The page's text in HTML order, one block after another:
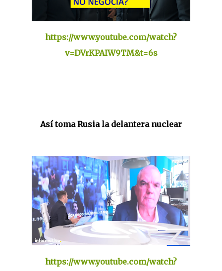
https://www.youtube.com/watch?
v=DVrKPAIW9TM&t=6s
Así toma Rusia la delantera nuclear
https://www.youtube.com/watch?